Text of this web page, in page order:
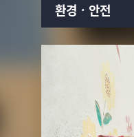
환경ㆍ안전